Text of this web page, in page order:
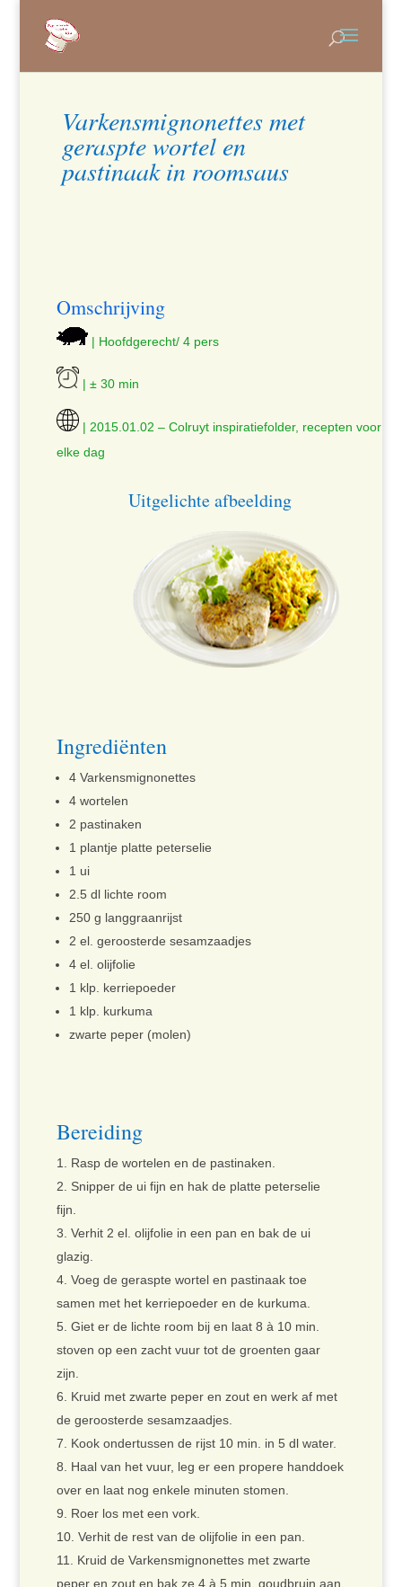
Varkensmignonettes met
geraspte wortel en
pastinaak in roomsaus
Omschrijving
| Hoofdgerecht/ 4 pers
| ± 30 min
| 2015.01.02 – Colruyt inspiratiefolder, recepten voor
elke dag
Uitgelichte afbeelding
Ingrediënten
4 Varkensmignonettes
4 wortelen
2 pastinaken
1 plantje platte peterselie
1 ui
2.5 dl lichte room
250 g langgraanrijst
2 el. geroosterde sesamzaadjes
4 el. olijfolie
1 klp. kerriepoeder
1 klp. kurkuma
zwarte peper (molen)
Bereiding
Rasp de wortelen en de pastinaken.
Snipper de ui fijn en hak de platte peterselie
fijn.
Verhit 2 el. olijfolie in een pan en bak de ui
glazig.
Voeg de geraspte wortel en pastinaak toe
samen met het kerriepoeder en de kurkuma.
Giet er de lichte room bij en laat 8 à 10 min.
stoven op een zacht vuur tot de groenten gaar
zijn.
Kruid met zwarte peper en zout en werk af met
de geroosterde sesamzaadjes.
Kook ondertussen de rijst 10 min. in 5 dl water.
Haal van het vuur, leg er een propere handdoek
over en laat nog enkele minuten stomen.
Roer los met een vork.
Verhit de rest van de olijfolie in een pan.
Kruid de Varkensmignonettes met zwarte
peper en zout en bak ze 4 à 5 min. goudbruin aan